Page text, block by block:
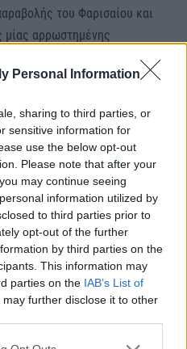
Personal Information
sharing to third parties, or
sensitive information for
use the below opt-out
Please note that after your
may continue seeing
information utilized by
to third parties prior to
opt-out of the further
by third parties on the
This information may
parties on the IAB’s List of
may further disclose it to other
του Φαρισαίου και
μίας αρρωστημένης
οπαδών. ​Επικίνδυνα τέτοια
ότι έχουν γνώση επί
το τι πρέπει κάνουν,
κίνητρα
στρεβλώνοντας και
και όλες τις άλλες Αξίες,
Ελευθερίας μας έτσι
όσο και ως προς τη
Κοινωνία μας του
σταθερότητα και συνοχή
πόσο αναγκαία είναι. ​Εάν